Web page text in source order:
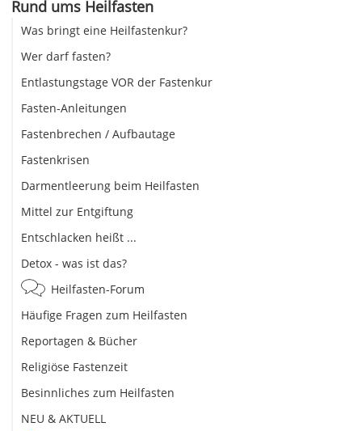
Rund ums Heilfasten
Was bringt eine Heilfastenkur?
Wer darf fasten?
Entlastungstage VOR der Fastenkur
Fasten-Anleitungen
Fastenbrechen / Aufbautage
Fastenkrisen
Darmentleerung beim Heilfasten
Mittel zur Entgiftung
Entschlacken heißt ...
Detox - was ist das?
Heilfasten-Forum
Häufige Fragen zum Heilfasten
Reportagen & Bücher
Religiöse Fastenzeit
Besinnliches zum Heilfasten
NEU & AKTUELL